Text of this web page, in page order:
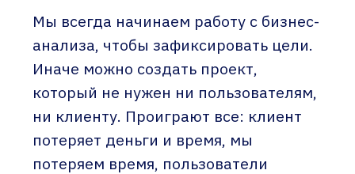
Мы всегда начинаем работу с бизнес-
анализа, чтобы зафиксировать цели.
Иначе можно создать проект,
который не нужен ни пользователям,
ни клиенту. Проиграют все: клиент
потеряет деньги и время, мы
потеряем время, пользователи